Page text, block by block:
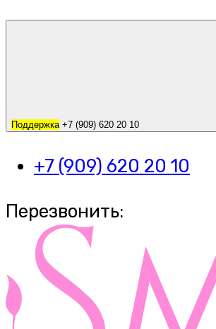
Поддержка +7 (909) 620 20 10
+7 (909) 620 20 10
Перезвонить: